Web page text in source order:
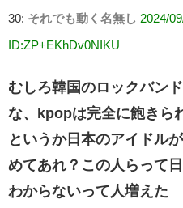
30: それでも動く名無し 2024/
ID:ZP+EKhDv0NIKU
むしろ韓国のロックバン
な、kpopは完全に飽きら
というか日本のアイドル
めてあれ？この人らって
わからないって人増えた